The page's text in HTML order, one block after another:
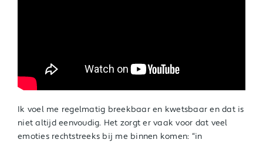
Ik voel me regelmatig breekbaar en kwetsbaar en dat is
niet altijd eenvoudig. Het zorgt er vaak voor dat veel
emoties rechtstreeks bij me binnen komen: “in